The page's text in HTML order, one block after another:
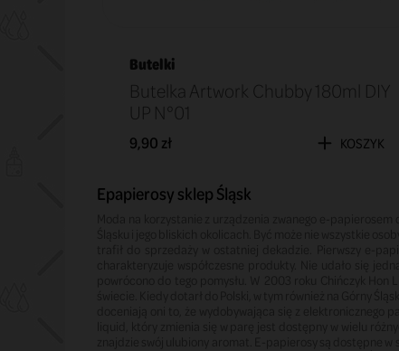
Butelki
Butelka Artwork Chubby 180ml DIY
UP N°01
9,90 zł KOSZYK
Epapierosy sklep Śląsk